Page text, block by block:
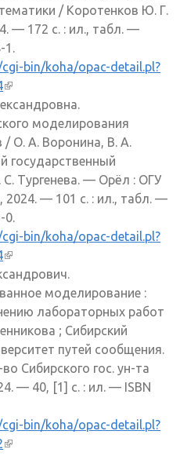
/ Коротенков Ю. Г.
— 172 с. : ил., табл. —
1.
bin/koha/opac-detail.pl?
(внешняя ссылка)
моделирования
/ О. А. Воронина, В. А.
государственный
С. Тургенева. — Орёл : ОГУ
2024. — 101 с. : ил., табл. —
0.
bin/koha/opac-detail.pl?
(внешняя ссылка)
моделирование :
лабораторных работ
; Сибирский
путей сообщения.
Сибирского гос. ун-та
— 40, [1] с. : ил. — ISBN
bin/koha/opac-detail.pl?
(внешняя ссылка)